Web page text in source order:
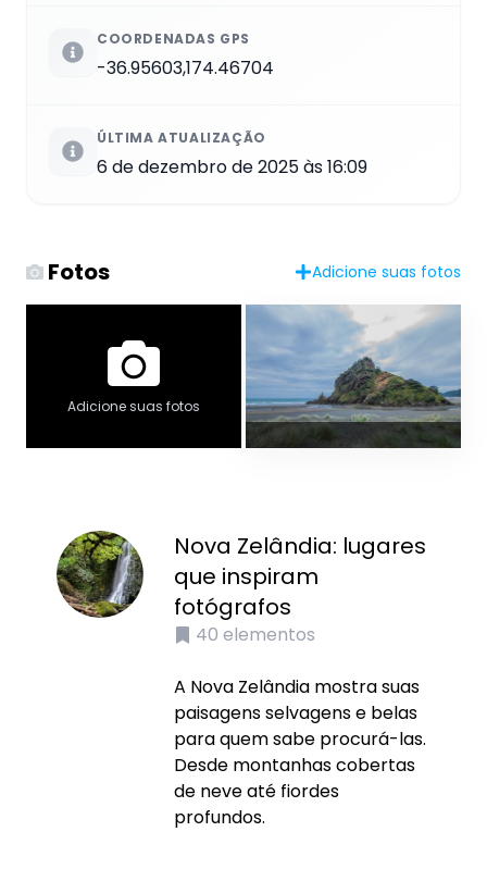
COORDENADAS GPS
-36.95603,174.46704
ÚLTIMA ATUALIZAÇÃO
6 de dezembro de 2025 às 16:09
Fotos Adicione suas fotos
Adicione suas fotos
Nova Zelândia: lugares
que inspiram
fotógrafos
40 elementos
A Nova Zelândia mostra suas
paisagens selvagens e belas
para quem sabe procurá-las.
Desde montanhas cobertas
de neve até fiordes
profundos.